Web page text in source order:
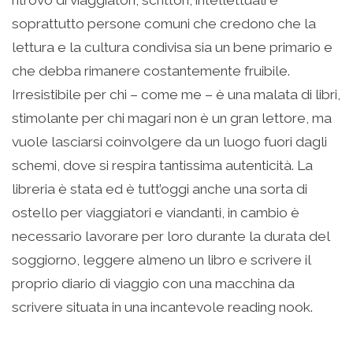
soprattutto persone comuni che credono che la
lettura e la cultura condivisa sia un bene primario e
che debba rimanere costantemente fruibile.
Irresistibile per chi – come me – è una malata di libri,
stimolante per chi magari non è un gran lettore, ma
vuole lasciarsi coinvolgere da un luogo fuori dagli
schemi, dove si respira tantissima autenticità. La
libreria è stata ed è tutt’oggi anche una sorta di
ostello per viaggiatori e viandanti, in cambio è
necessario lavorare per loro durante la durata del
soggiorno, leggere almeno un libro e scrivere il
proprio diario di viaggio con una macchina da
scrivere situata in una incantevole reading nook.